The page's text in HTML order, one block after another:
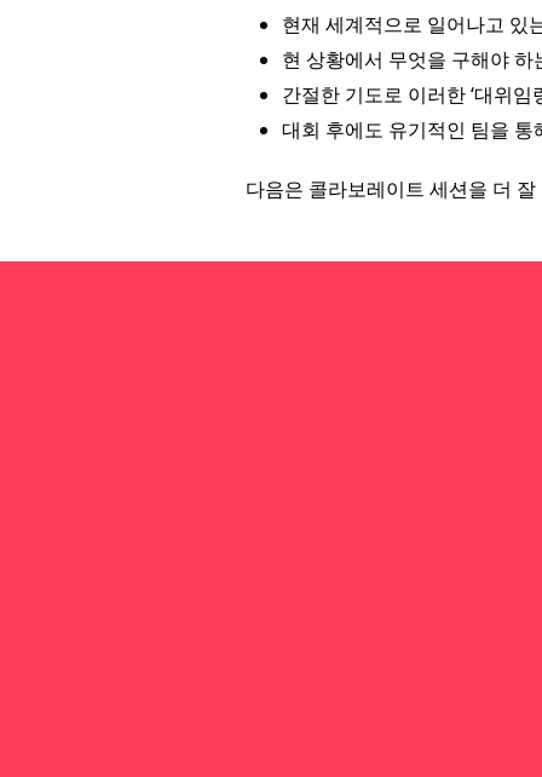
현재 세계적으로 일어나고 있
현 상황에서 무엇을 구해야 하
간절한 기도로 이러한 ‘대위
대회 후에도 유기적인 팀을
다음은 콜라보레이트 세션을 더